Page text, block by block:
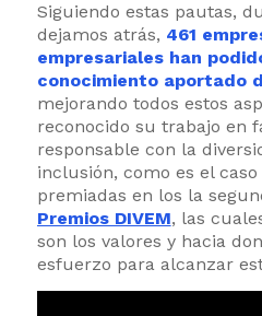
Siguiendo estas pautas,
dejamos atrás, 461
empresariales han
conocimiento aportado
mejorando todos estos
reconocido su trabajo en
responsable con la
inclusión, como es el
premiadas en los la
Premios DIVEM, las
son los valores y hacia
esfuerzo para alcanzar